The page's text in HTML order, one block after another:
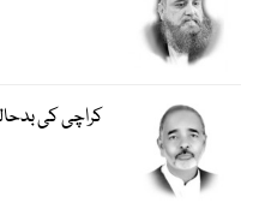
کراچی کی